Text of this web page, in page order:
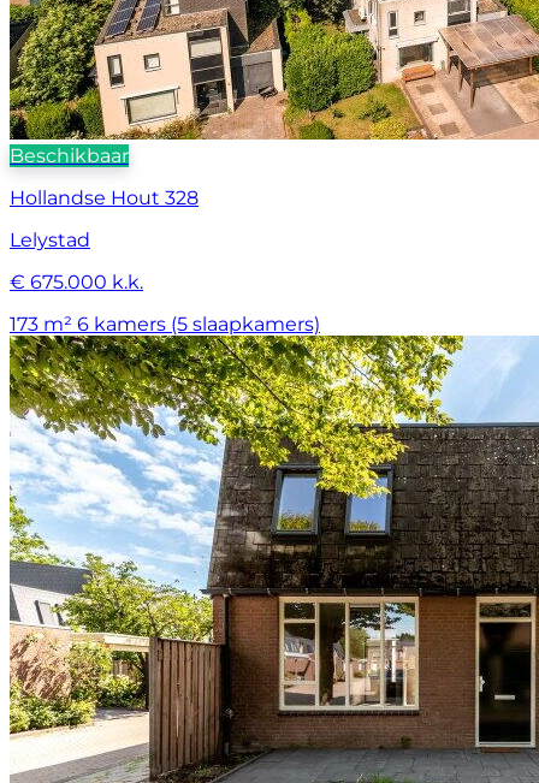
Beschikbaar
Hollandse Hout 328
Lelystad
€ 675.000 k.k.
173 m² 6 kamers (5 slaapkamers)